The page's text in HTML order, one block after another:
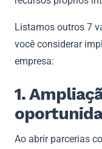
Listamos outros 7
você considerar
empresa:
1.
Ao abrir parcerias